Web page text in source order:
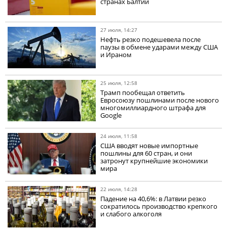
27 июля, 14:27
Нефть резко подешевела после
паузы в обмене ударами между США
и Ираном
25 июля, 12:58
Трамп пообещал ответить
Евросоюзу пошлинами после нового
многомиллиардного штрафа для
Google
24 июля, 11:58
США вводят новые импортные
пошлины для 60 стран, и они
затронут крупнейшие экономики
мира
22 июля, 14:28
Падение на 40,6%: в Латвии резко
сократилось производство крепкого
и слабого алкоголя